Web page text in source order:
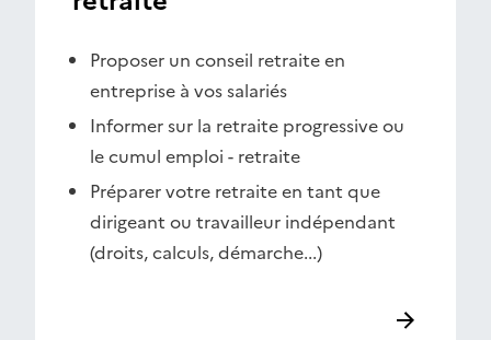
Proposer un conseil retraite en
entreprise à vos salariés
Informer sur la retraite progressive ou
le cumul emploi - retraite
Préparer votre retraite en tant que
dirigeant ou travailleur indépendant
(droits, calculs, démarche...)